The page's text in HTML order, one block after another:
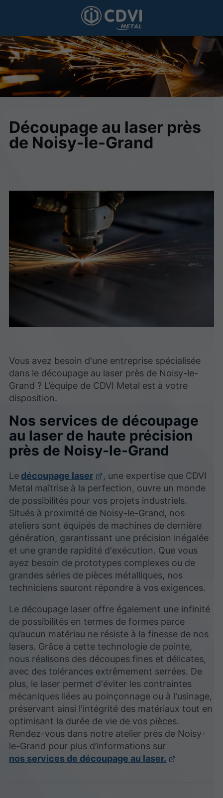
Découpage au laser près
de Noisy-le-Grand
Vous avez besoin d'une entreprise spécialisée
dans le découpage au laser près de Noisy-le-
Grand ? L’équipe de CDVI Metal est à votre
disposition.
Nos services de découpage
au laser de haute précision
près de Noisy-le-Grand
Le découpage laser
, une expertise que CDVI
Metal maîtrise à la perfection, ouvre un monde
de possibilités pour vos projets industriels.
Situés à proximité de Noisy-le-Grand, nos
ateliers sont équipés de machines de dernière
génération, garantissant une précision inégalée
et une grande rapidité d'exécution. Que vous
ayez besoin de prototypes complexes ou de
grandes séries de pièces métalliques, nos
techniciens sauront répondre à vos exigences.
Le découpage laser offre également une infinité
de possibilités en termes de formes parce
qu’aucun matériau ne résiste à la finesse de nos
lasers. Grâce à cette technologie de pointe,
nous réalisons des découpes fines et délicates,
avec des tolérances extrêmement serrées. De
plus, le laser permet d'éviter les contraintes
mécaniques liées au poinçonnage ou à l'usinage,
préservant ainsi l'intégrité des matériaux tout en
optimisant la durée de vie de vos pièces.
Rendez-vous dans notre atelier près de Noisy-
le-Grand pour plus d’informations sur
nos services de découpage au laser.